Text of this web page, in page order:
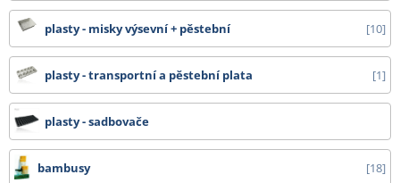
- tkaniny 525 cm, bublinkové fólie od 1,50 m, bambusy nad 210 cm, DC vozíky
a ostatní zboží, které nelze zabalit do kartonu - cena dopravy na dotaz
Všechny ceny zde uvedené jsou bez DPH.
plasty - misky výsevní + pěstební 10
plasty - transportní a pěstební plata 1
plasty - sadbovače
bambusy 18